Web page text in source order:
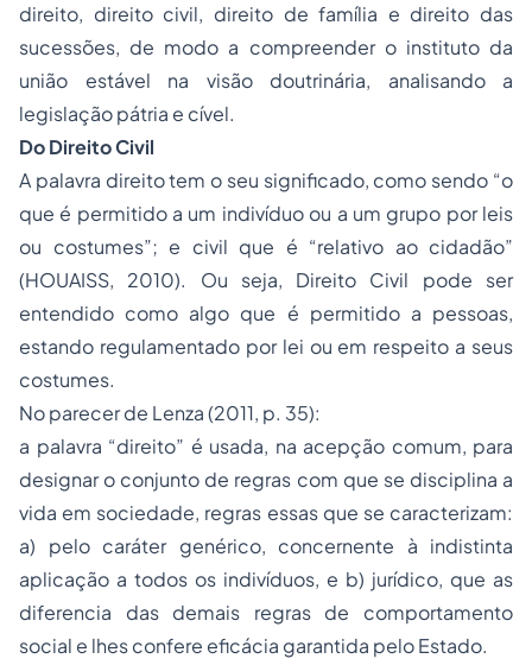
direito, direito civil, direito de família e direito das
sucessões, de modo a compreender o instituto da
união estável na visão doutrinária, analisando a
legislação pátria e cível.
Do Direito Civil
A palavra direito tem o seu significado, como sendo “o
que é permitido a um indivíduo ou a um grupo por leis
ou costumes”; e civil que é “relativo ao cidadão”
(HOUAISS, 2010). Ou seja, Direito Civil pode ser
entendido como algo que é permitido a pessoas,
estando regulamentado por lei ou em respeito a seus
costumes.
No parecer de Lenza (2011, p. 35):
a palavra “direito” é usada, na acepção comum, para
designar o conjunto de regras com que se disciplina a
vida em sociedade, regras essas que se caracterizam:
a) pelo caráter genérico, concernente à indistinta
aplicação a todos os indivíduos, e b) jurídico, que as
diferencia das demais regras de comportamento
social e lhes confere eficácia garantida pelo Estado.